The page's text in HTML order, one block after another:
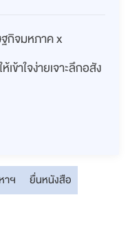
กิจมหภาค x
ข้าใจง่ายเจาะลึกอสัง
าฯ
ยื่นหนังสือ